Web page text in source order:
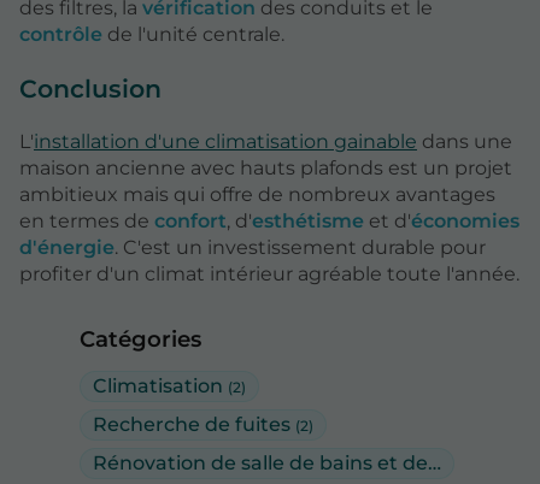
Catégories
Climatisation (2)
Recherche de fuites (2)
Rénovation de salle de bains et de sanitaires
des filtres, la vérification des conduits et le
contrôle de l'unité centrale.
Conclusion
L'installation d'une climatisation gainable dans une
maison ancienne avec hauts plafonds est un projet
ambitieux mais qui offre de nombreux avantages
en termes de confort, d'esthétisme et d'économies
d'énergie. C'est un investissement durable pour
profiter d'un climat intérieur agréable toute l'année.